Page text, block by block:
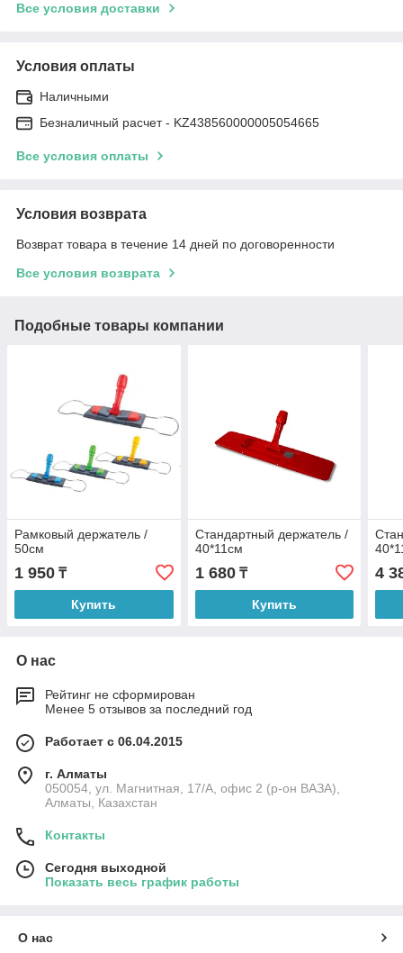
Все условия доставки
Условия оплаты
Наличными
Безналичный расчет - KZ438560000005054665
Все условия оплаты
Условия возврата
Возврат товара в течение 14 дней по договоренности
Все условия возврата
Подобные товары компании
Рамковый держатель /
50см
1 950 ₸
Купить
Стандартный держатель /
40*11см
1 680₸
Купить
4
О нас
Рейтинг не сформирован
Менее 5 отзывов за последний год
Работает с 06.04.2015
г. Алматы
050054, ул. Магнитная, 17/А, офис 2 (р-он ВАЗА),
Алматы, Казахстан
Контакты
Сегодня выходной
Показать весь график работы
О нас